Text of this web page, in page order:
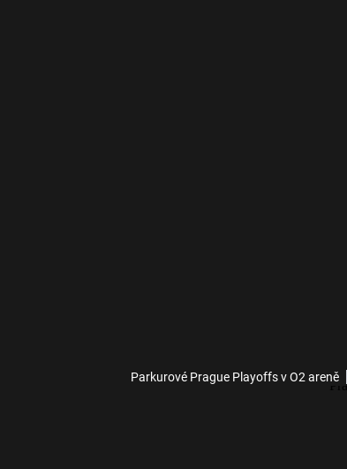
Parkurové Prague Playoffs v O2 areně